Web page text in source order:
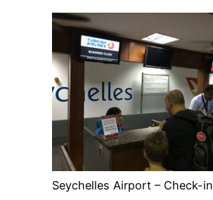
Seychelles Airport – Check-in